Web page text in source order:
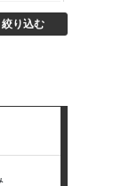
ョイス
ス
絞り込む